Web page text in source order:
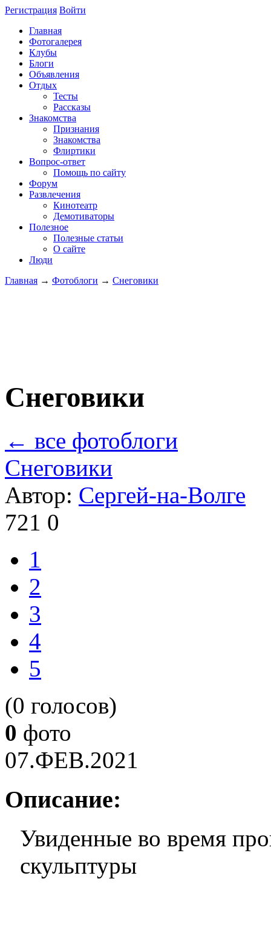
Регистрация Войти
Главная
Фотогалерея
Клубы
Блоги
Объявления
Отдых
Тесты
Рассказы
Знакомства
Признания
Знакомства
Флиртики
Вопрос-ответ
Помощь по сайту
Форум
Развлечения
Кинотеатр
Демотиваторы
Полезное
Полезные статьи
О сайте
Люди
Главная → Фотоблоги → Снеговики
Снеговики
← все фотоблоги
Снеговики
Автор: Сергей-на-Волге
721 0
1
2
3
4
5
(0 голосов)
0 фото
07.ФЕВ.2021
Описание:
Увиденные во время
скульптуры